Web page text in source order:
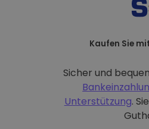
Kaufen Sie
Sicher und
Unterstützung.